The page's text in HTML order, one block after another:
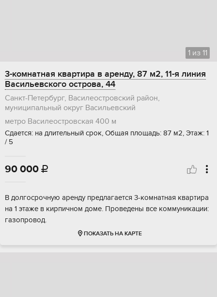
1 из 11
3-комнатная квартира в аренду, 87 м2, 11-я линия
Васильевского острова, 44
Санкт-Петербург, Василеостровский район,
муниципальный округ Васильевский
метро Василеостровская 400 м
Сдается: на длительный срок, Общая площадь: 87 м2, Этаж: 1
/ 5
90 000 
В долгосрочную аренду предлагается 3-комнатная квартира
на 1 этаже в кирпичном доме. Проведены все коммуникации:
газопровод.
ПОКАЗАТЬ НА КАРТЕ